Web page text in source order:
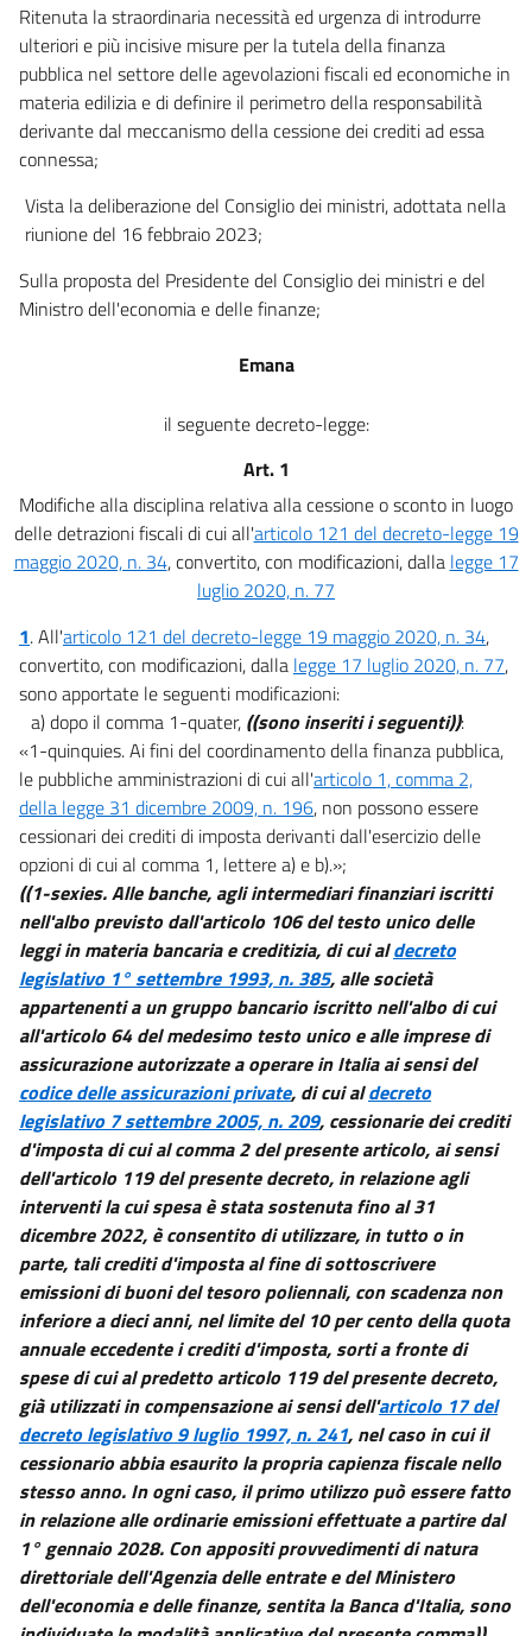
Ritenuta la straordinaria necessità ed urgenza di introdurre
ulteriori e più incisive misure per la tutela della finanza
pubblica nel settore delle agevolazioni fiscali ed economiche in
materia edilizia e di definire il perimetro della responsabilità
derivante dal meccanismo della cessione dei crediti ad essa
connessa;
Vista la deliberazione del Consiglio dei ministri, adottata nella
riunione del 16 febbraio 2023;
Sulla proposta del Presidente del Consiglio dei ministri e del
Ministro dell'economia e delle finanze;
Emana
il seguente decreto-legge:
Art. 1
Modifiche alla disciplina relativa alla cessione o sconto in luogo
delle detrazioni fiscali di cui all'articolo 121 del decreto-legge 19
maggio 2020, n. 34, convertito, con modificazioni, dalla legge 17
luglio 2020, n. 77
1. All'articolo 121 del decreto-legge 19 maggio 2020, n. 34,
convertito, con modificazioni, dalla legge 17 luglio 2020, n. 77,
sono apportate le seguenti modificazioni:
a) dopo il comma 1-quater, ((sono inseriti i seguenti)):
«1-quinquies. Ai fini del coordinamento della finanza pubblica,
le pubbliche amministrazioni di cui all'articolo 1, comma 2,
della legge 31 dicembre 2009, n. 196, non possono essere
cessionari dei crediti di imposta derivanti dall'esercizio delle
opzioni di cui al comma 1, lettere a) e b).»;
((1-sexies. Alle banche, agli intermediari finanziari iscritti
nell'albo previsto dall'articolo 106 del testo unico delle
leggi in materia bancaria e creditizia, di cui aldecreto
legislativo 1° settembre 1993, n. 385, alle società
appartenenti a un gruppo bancario iscritto nell'albo di cui
all'articolo 64 del medesimo testo unico e alle imprese di
assicurazione autorizzate a operare in Italia ai sensi del
codice delle assicurazioni private, di cui aldecreto
legislativo 7 settembre 2005, n. 209, cessionarie dei crediti
d'imposta di cui al comma 2 del presente articolo, ai sensi
dell'articolo 119 del presente decreto, in relazione agli
interventi la cui spesa è stata sostenuta fino al 31
dicembre 2022, è consentito di utilizzare, in tutto o in
parte, tali crediti d'imposta al fine di sottoscrivere
emissioni di buoni del tesoro poliennali, con scadenza non
inferiore a dieci anni, nel limite del 10 per cento della quota
annuale eccedente i crediti d'imposta, sorti a fronte di
spese di cui al predetto articolo 119 del presente decreto,
già utilizzati in compensazione ai sensi dell'articolo 17 del
decreto legislativo 9 luglio 1997, n. 241, nel caso in cui il
cessionario abbia esaurito la propria capienza fiscale nello
stesso anno. In ogni caso, il primo utilizzo può essere fatto
in relazione alle ordinarie emissioni effettuate a partire dal
1° gennaio 2028. Con appositi provvedimenti di natura
direttoriale dell'Agenzia delle entrate e del Ministero
dell'economia e delle finanze, sentita la Banca d'Italia, sono